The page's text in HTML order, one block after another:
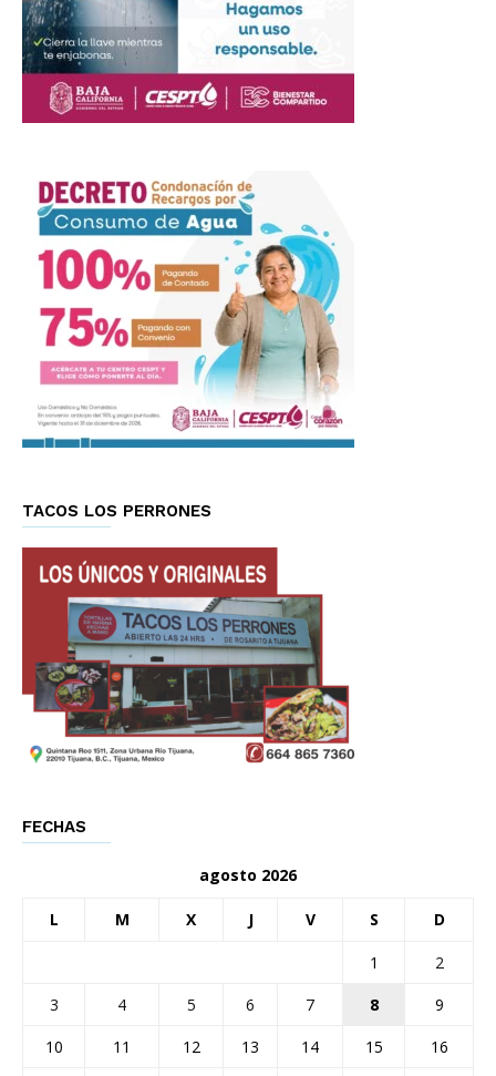
TACOS LOS PERRONES
FECHAS
agosto 2026
L M X J V S D
1
2
3
4 5 6 7 8
9
10
11 12 13 14 15
16